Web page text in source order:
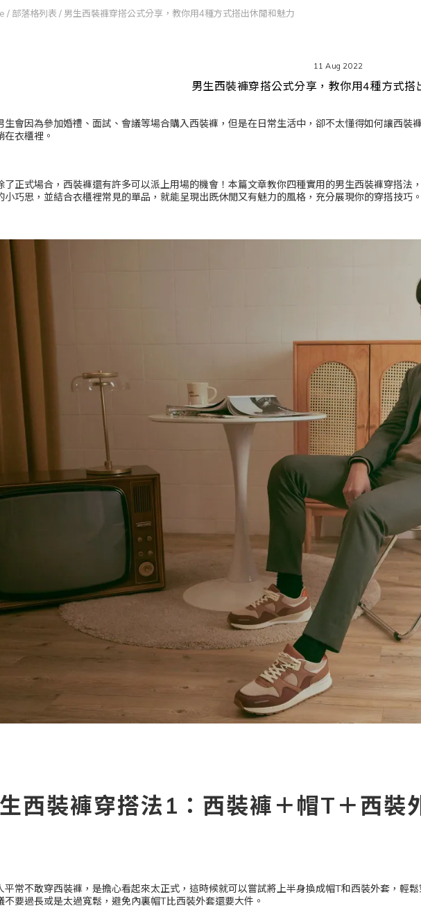
/ 部落格列表 / 男生西裝褲穿搭公式分享，教你用4種方式搭出休閒和魅力
11 Aug 2022
男生西裝褲穿搭公式分享，教你用4種方式搭
生會因為參加婚禮、面試、會議等場合購入西裝褲，但是在日常生活中，卻不太懂得如何讓西
在衣櫃裡。
了正式場合，西裝褲還有許多可以派上用場的機會！本篇文章教你四種實用的男生西裝褲穿搭
小巧思，並結合衣櫃裡常見的單品，就能呈現出既休閒又有魅力的風格，充分展現你的穿搭技巧。
西裝褲穿搭法1：西裝褲＋帽T＋西裝
平常不敢穿西裝褲，是擔心看起來太正式，這時候就可以嘗試將上半身換成帽T和西裝外套，輕
不要過長或是太過寬鬆，避免內裏帽T比西裝外套還要大件。